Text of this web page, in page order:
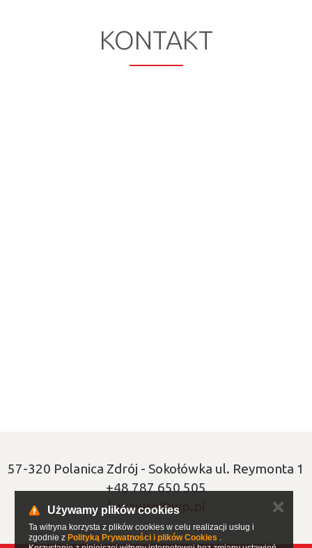
KONTAKT
57-320 Polanica Zdrój - Sokołówka ul. Reymonta 1
+48 787 650 505
k.wawro@wp.pl
Używamy plików cookies
Ta witryna korzysta z plików cookies w celu realizacji usług i
zgodnie z Polityką Prywatności i plików Cookies .
✕